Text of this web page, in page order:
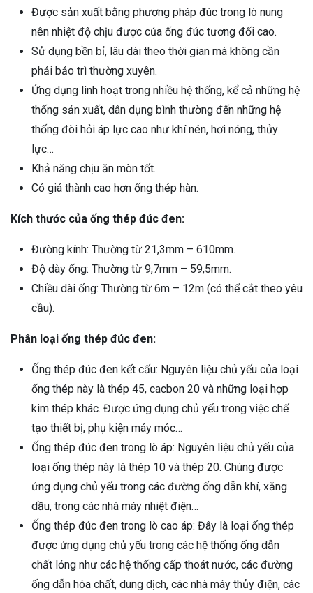
Được sản xuất bằng phương pháp đúc trong lò nung
nên nhiệt độ chịu được của ống đúc tương đối cao.
Sử dụng bền bỉ, lâu dài theo thời gian mà không cần
phải bảo trì thường xuyên.
Ứng dụng linh hoạt trong nhiều hệ thống, kể cả những hệ
thống sản xuất, dân dụng bình thường đến những hệ
thống đòi hỏi áp lực cao như khí nén, hơi nóng, thủy
lực…
Khả năng chịu ăn mòn tốt.
Có giá thành cao hơn ống thép hàn.
Kích thước của ống thép đúc đen:
Đường kính: Thường từ 21,3mm – 610mm.
Độ dày ống: Thường từ 9,7mm – 59,5mm.
Chiều dài ống: Thường từ 6m – 12m (có thể cắt theo yêu
cầu).
Phân loại ống thép đúc đen:
Ống thép đúc đen kết cấu: Nguyên liệu chủ yếu của loại
ống thép này là thép 45, cacbon 20 và những loại hợp
kim thép khác. Được ứng dụng chủ yếu trong việc chế
tạo thiết bị, phụ kiện máy móc…
Ống thép đúc đen trong lò áp: Nguyên liệu chủ yếu của
loại ống thép này là thép 10 và thép 20. Chúng được
ứng dụng chủ yếu trong các đường ống dẫn khí, xăng
dầu, trong các nhà máy nhiệt điện…
Ống thép đúc đen trong lò cao áp: Đây là loại ống thép
được ứng dụng chủ yếu trong các hệ thống ống dẫn
chất lỏng như các hệ thống cấp thoát nước, các đường
ống dẫn hóa chất, dung dịch, các nhà máy thủy điện, các